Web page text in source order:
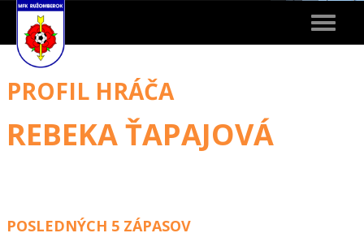
Toggle
PROFIL HRÁČA
REBEKA ŤAPAJOVÁ
POSLEDNÝCH 5 ZÁPASOV